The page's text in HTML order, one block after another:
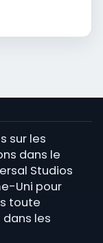
sur les
dans le
Studios
Uni pour
toute
les